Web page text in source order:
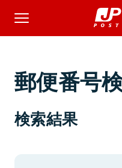
郵便番号
検索結果